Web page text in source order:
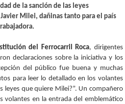
de la sanción de las leyes
Milei, dañinas tanto para el país
del Ferrocarril Roca, dirigentes
declaraciones sobre la iniciativa y los
del público fue buena y muchas
para leer lo detallado en los volantes
leyes que quiere Milei?”. Un compañero
volantes en la entrada del emblemático